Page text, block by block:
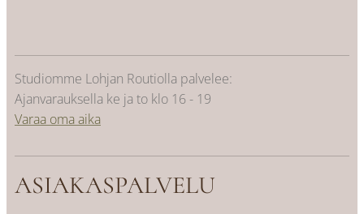
Studiomme Lohjan Routiolla palvelee:
Ajanvarauksella ke ja to klo 16 - 19
Varaa oma aika
ASIAKASPALVELU